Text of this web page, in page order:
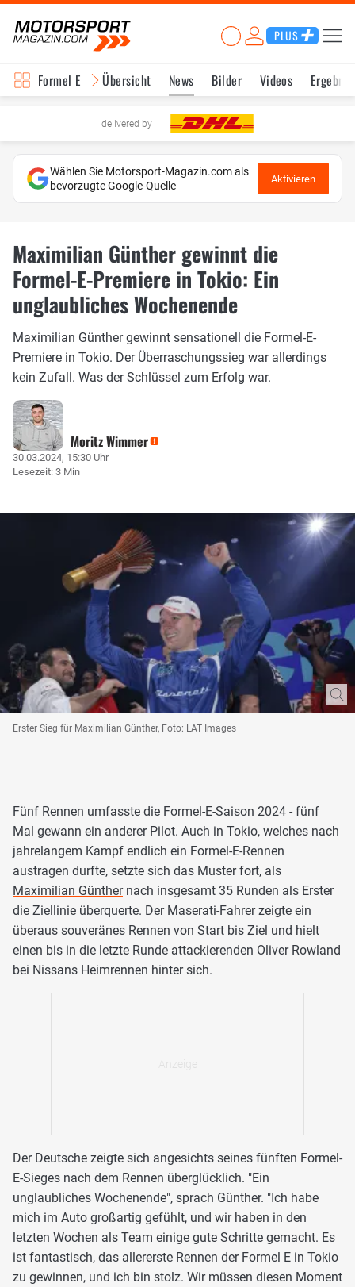
PLUS
Formel E Übersicht News Bilder Videos
delivered by
Wählen Sie Motorsport-Magazin.com als
bevorzugte Google-Quelle
Aktivieren
Maximilian Günther gewinnt die
Formel-E-Premiere in Tokio: Ein
unglaubliches Wochenende
Maximilian Günther gewinnt sensationell die Formel-E-
Premiere in Tokio. Der Überraschungssieg war allerdings
kein Zufall. Was der Schlüssel zum Erfolg war.
Moritz Wimmer
30.03.2024, 15:30 Uhr
Lesezeit: 3 Min
Erster Sieg für Maximilian Günther, Foto: LAT Images
Fünf Rennen umfasste die Formel-E-Saison 2024 - fünf
Mal gewann ein anderer Pilot. Auch in Tokio, welches nach
jahrelangem Kampf endlich ein Formel-E-Rennen
austragen durfte, setzte sich das Muster fort, als
Maximilian Günthernach insgesamt 35 Runden als Erster
die Ziellinie überquerte. Der Maserati-Fahrer zeigte ein
überaus souveränes Rennen von Start bis Ziel und hielt
einen bis in die letzte Runde attackierenden Oliver Rowland
bei Nissans Heimrennen hinter sich.
Der Deutsche zeigte sich angesichts seines fünften Formel-
E-Sieges nach dem Rennen überglücklich. "Ein
unglaubliches Wochenende", sprach Günther. "Ich habe
mich im Auto großartig gefühlt, und wir haben in den
letzten Wochen als Team einige gute Schritte gemacht. Es
ist fantastisch, das allererste Rennen der Formel E in Tokio
zu gewinnen, und ich bin stolz. Wir müssen diesen Moment